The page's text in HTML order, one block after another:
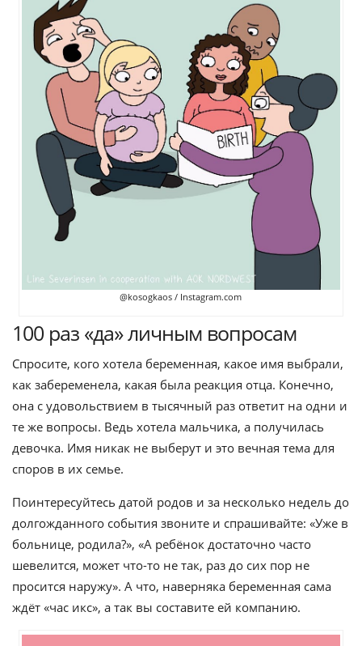
@kosogkaos / Instagram.com
100 раз «да» личным вопросам
Спросите, кого хотела беременная, какое имя выбрали,
как забеременела, какая была реакция отца. Конечно,
она с удовольствием в тысячный раз ответит на одни и
те же вопросы. Ведь хотела мальчика, а получилась
девочка. Имя никак не выберут и это вечная тема для
споров в их семье.
Поинтересуйтесь датой родов и за несколько недель до
долгожданного события звоните и спрашивайте: «Уже в
больнице, родила?», «А ребёнок достаточно часто
шевелится, может что-то не так, раз до сих пор не
просится наружу». А что, наверняка беременная сама
ждёт «час икс», а так вы составите ей компанию.